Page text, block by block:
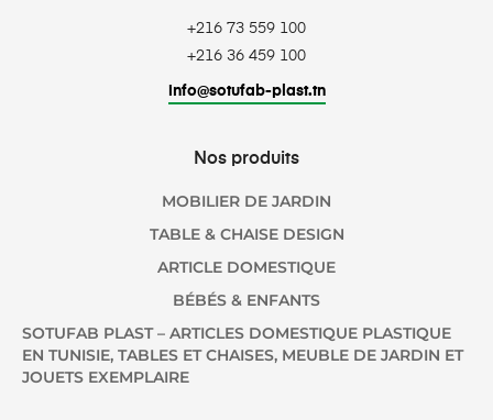
+216 73 559 100
+216 36 459 100
info@sotufab-plast.tn
Nos produits
MOBILIER DE JARDIN
TABLE & CHAISE DESIGN
ARTICLE DOMESTIQUE
BÉBÉS & ENFANTS
SOTUFAB PLAST – ARTICLES DOMESTIQUE PLASTIQUE
EN TUNISIE, TABLES ET CHAISES, MEUBLE DE JARDIN ET
JOUETS EXEMPLAIRE